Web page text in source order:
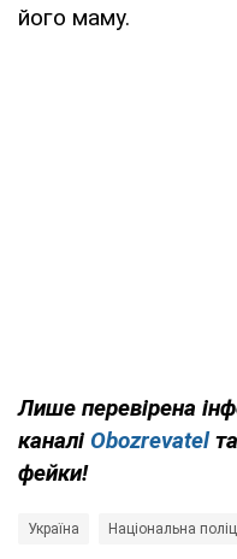
його маму.
Лише перевірена
каналі Obozrevatel
фейки!
Україна Національна